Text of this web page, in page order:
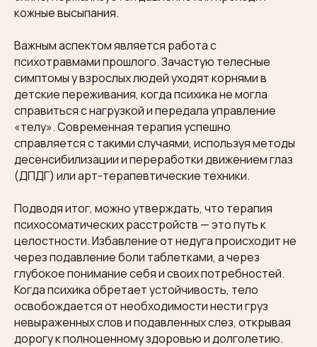
кожные высыпания.
Важным аспектом является работа с
психотравмами прошлого. Зачастую телесные
симптомы у взрослых людей уходят корнями в
детские переживания, когда психика не могла
справиться с нагрузкой и передала управление
«телу». Современная терапия успешно
справляется с такими случаями, используя методы
десенсибилизации и переработки движением глаз
(ДПДГ) или арт-терапевтические техники.
Подводя итог, можно утверждать, что терапия
психосоматических расстройств — это путь к
целостности. Избавление от недуга происходит не
через подавление боли таблетками, а через
глубокое понимание себя и своих потребностей.
Когда психика обретает устойчивость, тело
освобождается от необходимости нести груз
невыраженных слов и подавленных слез, открывая
дорогу к полноценному здоровью и долголетию.